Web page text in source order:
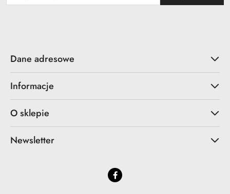
Dane adresowe
Informacje
O sklepie
Newsletter